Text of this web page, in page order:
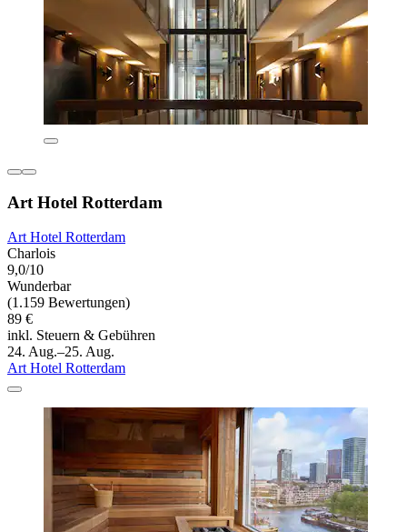
Art Hotel Rotterdam
Art Hotel Rotterdam
Charlois
9,0/10
Wunderbar
(1.159 Bewertungen)
89 €
inkl. Steuern & Gebühren
24. Aug.–25. Aug.
Art Hotel Rotterdam